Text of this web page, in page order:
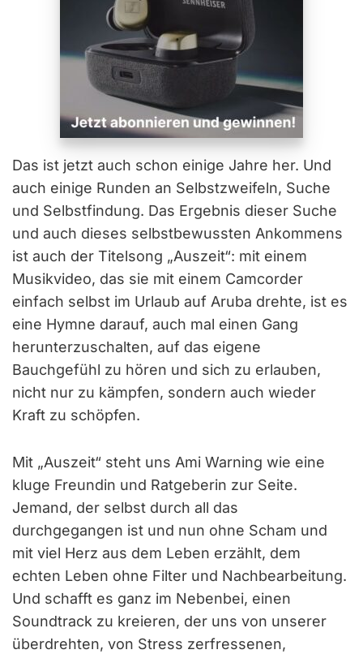
Das ist jetzt auch schon einige Jahre her. Und
auch einige Runden an Selbstzweifeln, Suche
und Selbstfindung. Das Ergebnis dieser Suche
und auch dieses selbstbewussten Ankommens
ist auch der Titelsong „Auszeit“: mit einem
Musikvideo, das sie mit einem Camcorder
einfach selbst im Urlaub auf Aruba drehte, ist es
eine Hymne darauf, auch mal einen Gang
herunterzuschalten, auf das eigene
Bauchgefühl zu hören und sich zu erlauben,
nicht nur zu kämpfen, sondern auch wieder
Kraft zu schöpfen.
Mit „Auszeit“ steht uns Ami Warning wie eine
kluge Freundin und Ratgeberin zur Seite.
Jemand, der selbst durch all das
durchgegangen ist und nun ohne Scham und
mit viel Herz aus dem Leben erzählt, dem
echten Leben ohne Filter und Nachbearbeitung.
Und schafft es ganz im Nebenbei, einen
Soundtrack zu kreieren, der uns von unserer
überdrehten, von Stress zerfressenen,